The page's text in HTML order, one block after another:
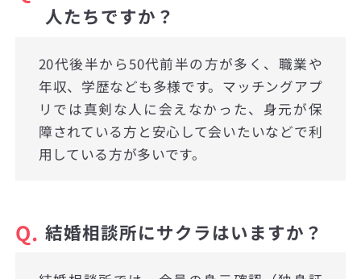
人たちですか？
20代後半から50代前半の方が多く、職業や
年収、学歴なども多様です。マッチングアプ
リでは真剣な人に会えなかった、身元が保
障されている方と安心して会いたいなどで利
用している方が多いです。
Q. 結婚相談所にサクラはいますか？